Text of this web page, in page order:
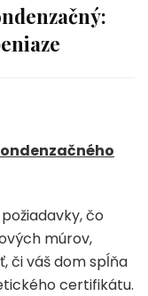
čo
múrov,
či váš dom spĺňa
certifikátu.